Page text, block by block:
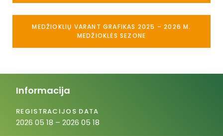
MEDŽIOKLIŲ VARANT GRAFIKAS 2025 – 2026 M.
MEDŽIOKLĖS SEZONE
Informacija
REGISTRACIJOS DATA
2026 05 18 – 2026 05 18